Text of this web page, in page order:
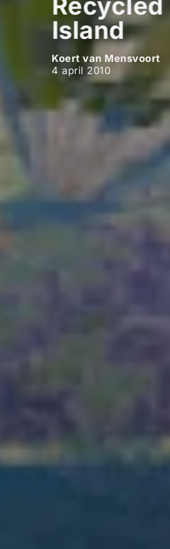
Recycled
Island
Koert van Mensvoort
4 april 2010